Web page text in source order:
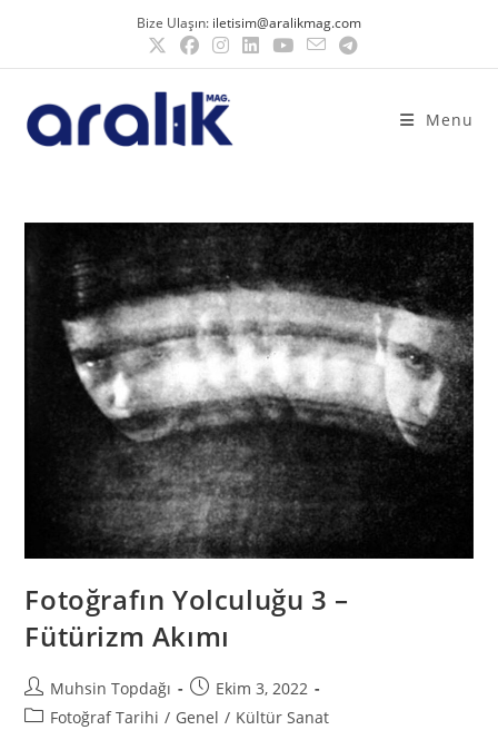
Bize Ulaşın: iletisim@aralikmag.com
Menu
Fotoğrafın Yolculuğu 3 –
Fütürizm Akımı
Muhsin Topdağı
Ekim 3, 2022
Fotoğraf Tarihi / Genel / Kültür Sanat